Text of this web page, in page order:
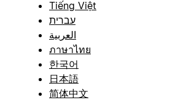
Tiếng Việt
עברית
العربية
ภาษาไทย
한국어
日本語
简体中文